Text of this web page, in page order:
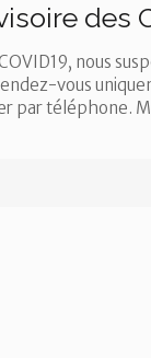
des
nous
vous
par téléphone.